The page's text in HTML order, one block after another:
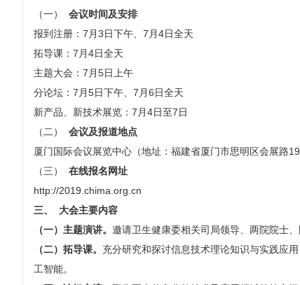
（一） 会议时间及安排
报到注册：7月3日下午、7月4日全天
拓导课：7月4日全天
主题大会：7月5日上午
分论坛：7月5日下午、7月6日全天
新产品、新技术展览：7月4日至7日
（二） 会议及报道地点
厦门国际会议展览中心（地址：福建省厦门市思明区会展路
（三） 在线报名网址
http://2019.chima.org.cn
三、 大会主要内容
（一）主题演讲。 邀请卫生健康委相关司局领导、两院院士
（二）拓导课。 充分研究和探讨信息技术理论知识与实践应
工智能。